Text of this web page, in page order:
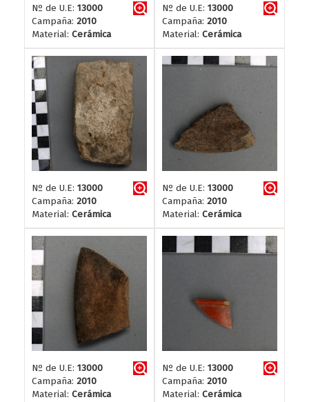
Nº de U.E: 13000
Campaña: 2010
Material: Cerámica
Nº de U.E: 13000
Campaña: 2010
Material: Cerámica
Nº de U.E: 13000
Campaña: 2010
Material: Cerámica
Nº de U.E: 13000
Campaña: 2010
Material: Cerámica
Nº de U.E: 13000
Campaña: 2010
Material: Cerámica
Nº de U.E: 13000
Campaña: 2010
Material: Cerámica